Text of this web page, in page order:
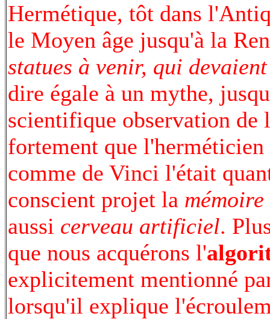
Hermétique, tôt dans
le Moyen âge jusqu'à la
statues à venir, qui
dire égale à un mythe,
scientifique observation de
fortement que l'herméticien
comme de Vinci l'était
conscient projet la
aussi cerveau artificiel.
que nous acquérons l'
explicitement mentionné
lorsqu'il explique